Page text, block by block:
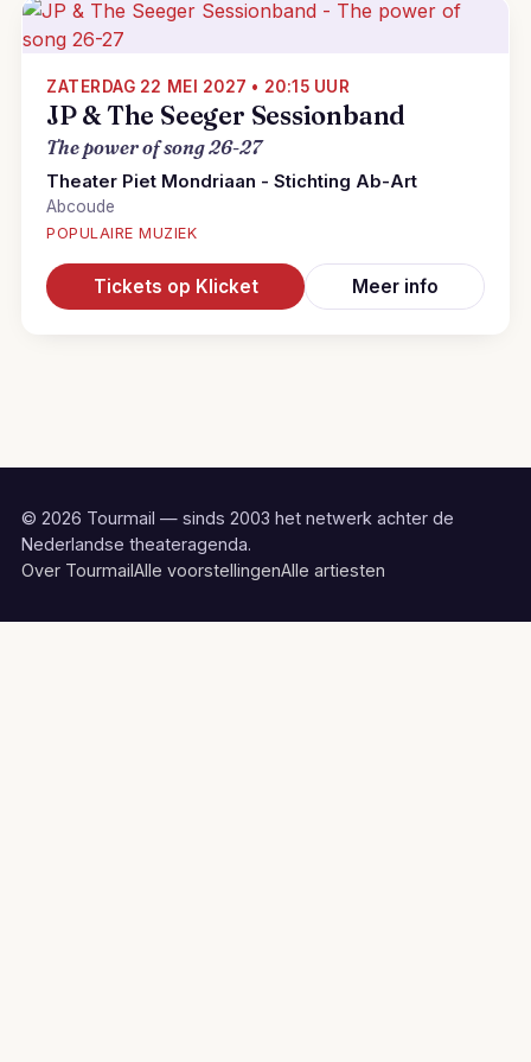
ZATERDAG 22 MEI 2027 • 20:15 UUR
JP & The Seeger Sessionband
The power of song 26-27
Theater Piet Mondriaan - Stichting Ab-Art
Abcoude
POPULAIRE MUZIEK
Tickets op Klicket Meer info
© 2026 Tourmail — sinds 2003 het netwerk achter de
Nederlandse theateragenda.
Over TourmailAlle voorstellingenAlle artiesten